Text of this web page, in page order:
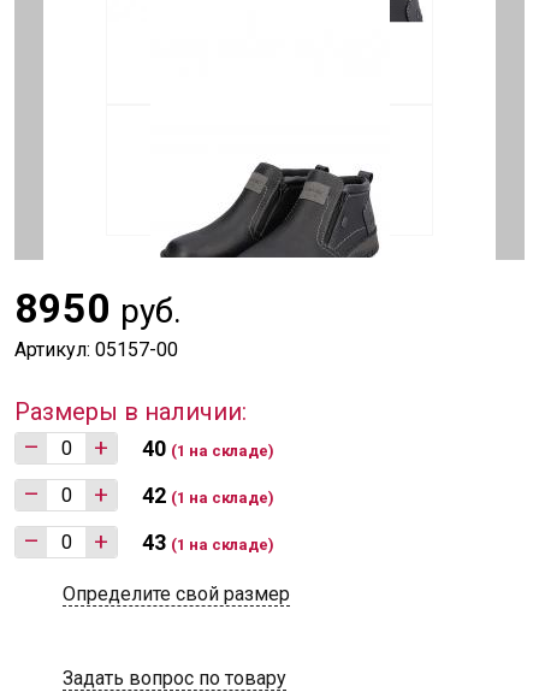
8950 руб.
Артикул: 05157-00
Размеры в наличии:
–
+ 40 (1 на складе)
– + 42 (1 на складе)
– + 43 (1 на складе)
Определите свой размер
Задать вопрос по товару